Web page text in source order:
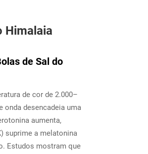
Himalaia
de Sal do
de cor de 2.000–
onda desencadeia uma
aumenta,
suprime a melatonina
Estudos mostram que